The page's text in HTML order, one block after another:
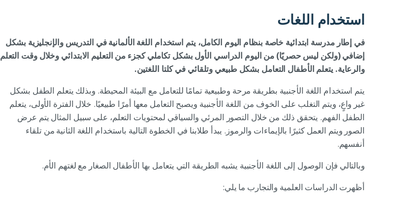
استخدام اللغات
في إطار مدرسة ابتدائية خاصة بنظام اليوم الكامل، يتم استخدام اللغة الألمانية في التدريس والإنجليزية بشكل
إضافي (ولكن ليس حصريًا) من اليوم الدراسي الأول بشكل تكاملي كجزء من التعليم الابتدائي وخلال وقت التعلم
والرعاية. يتعلم الأطفال التعامل بشكل طبيعي وتلقائي في كلتا اللغتين.
يتم استخدام اللغة الأجنبية بطريقة مرحة وطبيعية تمامًا للتعامل مع البيئة المحيطة. وبذلك يتعلم الطفل بشكل
غير واعٍ، ويتم التغلب على الخوف من اللغة الأجنبية ويصبح التعامل معها أمرًا طبيعيًا. خلال الفترة الأولى، يتعلم
الطفل الفهم. يتحقق ذلك من خلال التصور المرئي والسياقي لمحتويات التعلم، على سبيل المثال يتم عرض
الصور ويتم العمل كثيرًا بالإيماءات والرموز. يبدأ طلابنا في الخطوة التالية باستخدام اللغة الثانية من تلقاء
أنفسهم.
وبالتالي فإن الوصول إلى اللغة الأجنبية يشبه الطريقة التي يتعامل بها الأطفال الصغار مع لغتهم الأم.
أظهرت الدراسات العلمية والتجارب ما يلي: